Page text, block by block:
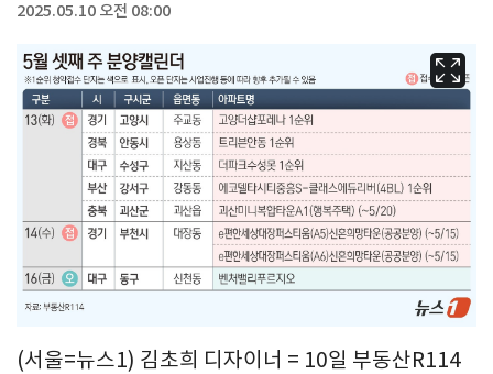
2025.05.10 오전 08:00
(서울=뉴스1) 김초희 디자이너 = 10일 부동산R114